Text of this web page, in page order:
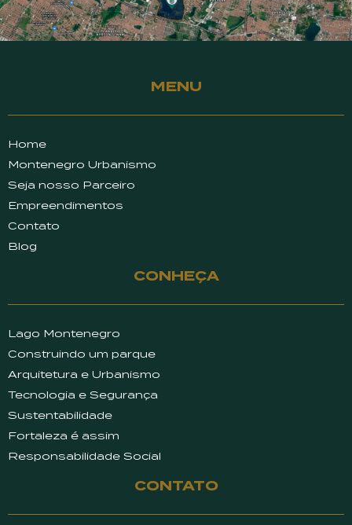
MENU
Home
Montenegro Urbanismo
Seja nosso Parceiro
Empreendimentos
Contato
Blog
CONHEÇA
Lago Montenegro
Construindo um parque
Arquitetura e Urbanismo
Tecnologia e Segurança
Sustentabilidade
Fortaleza é assim
Responsabilidade Social
CONTATO